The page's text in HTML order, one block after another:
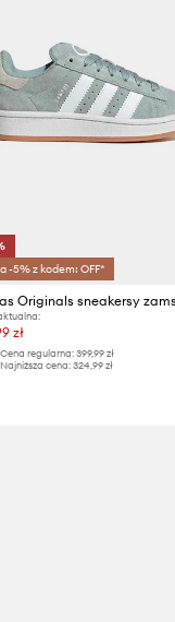
-5% z kodem: OFF*
zł
Cena regularna: 399,99 zł
Najniższa cena: 324,99 zł